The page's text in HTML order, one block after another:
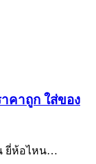
คาถูก ใส่ของ
ยี่ห้อไหน…